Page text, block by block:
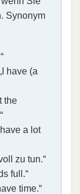
Synonym
have (a
the
a lot
zu tun.“
full.“
time.“